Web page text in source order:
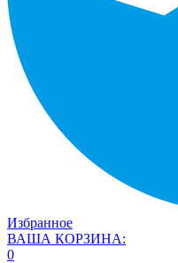
Избранное
ВАША КОРЗИНА:
0